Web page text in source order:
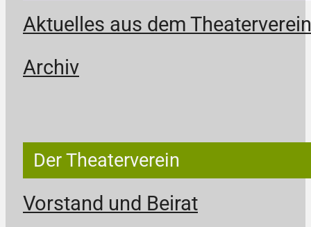
Aktuelles aus dem Theaterverein
Archiv
Der Theaterverein
Vorstand und Beirat